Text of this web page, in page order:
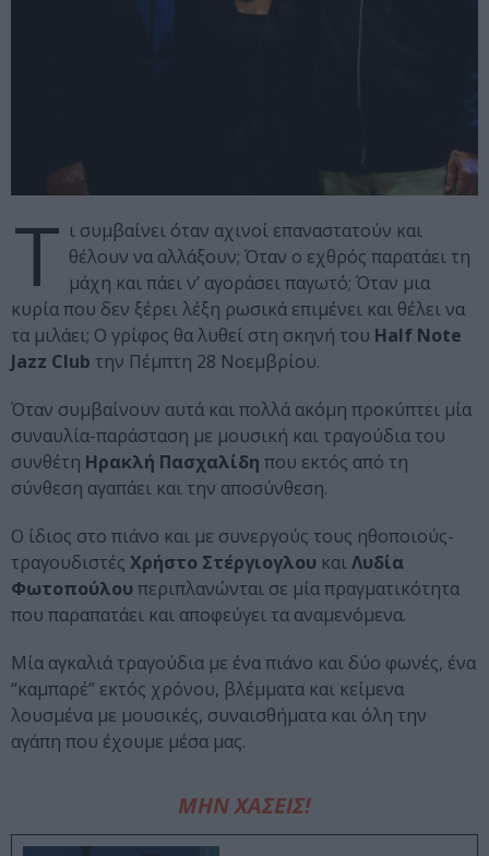
Τ ι συμβαίνει όταν αχινοί επαναστατούν και
θέλουν να αλλάξουν; Όταν ο εχθρός παρατάει τη
μάχη και πάει ν’ αγοράσει παγωτό; Όταν μια
κυρία που δεν ξέρει λέξη ρωσικά επιμένει και θέλει να
τα μιλάει; Ο γρίφος θα λυθεί στη σκηνή του Half Note
Jazz Club την Πέμπτη 28 Νοεμβρίου.
Όταν συμβαίνουν αυτά και πολλά ακόμη προκύπτει μία
συναυλία-παράσταση με μουσική και τραγούδια του
συνθέτη Ηρακλή Πασχαλίδη που εκτός από τη
σύνθεση αγαπάει και την αποσύνθεση.
Ο ίδιος στο πιάνο και με συνεργούς τους ηθοποιούς-
τραγουδιστές Χρήστο Στέργιογλου καιΛυδία
Φωτοπούλου περιπλανώνται σε μία πραγματικότητα
που παραπατάει και αποφεύγει τα αναμενόμενα.
Μία αγκαλιά τραγούδια με ένα πιάνο και δύο φωνές, ένα
“καμπαρέ” εκτός χρόνου, βλέμματα και κείμενα
λουσμένα με μουσικές, συναισθήματα και όλη την
αγάπη που έχουμε μέσα μας.
ΜΗΝ ΧΑΣΕΙΣ!